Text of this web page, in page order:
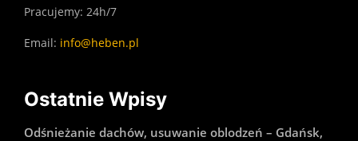
Pracujemy: 24h/7
Email: info@heben.pl
Ostatnie Wpisy
Odśnieżanie dachów, usuwanie oblodzeń – Gdańsk,